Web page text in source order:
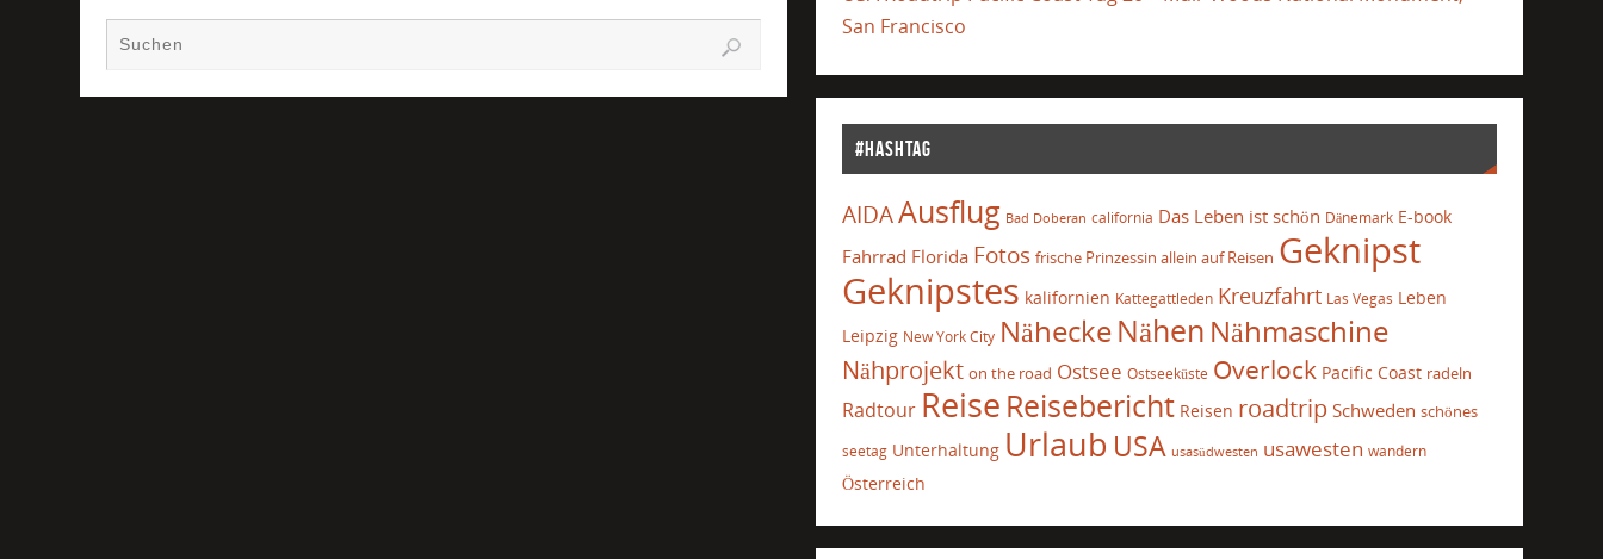
San Francisco
#Hashtag
AIDAAusflug Bad Doberan california Das Leben ist schön Dänemark E-book
Fahrrad Florida Fotos frische Prinzessin allein auf Reisen Geknipst
Geknipstes kalifornien Kattegattleden Kreuzfahrt Las Vegas Leben
Leipzig New York City NäheckeNähen Nähmaschine
Nähprojekt on the road Ostsee Ostseeküste Overlock Pacific Coast radeln
Radtour Reise Reisebericht Reisen roadtrip Schweden schönes
seetag Unterhaltung Urlaub USA usasüdwesten usawesten wandern
Österreich